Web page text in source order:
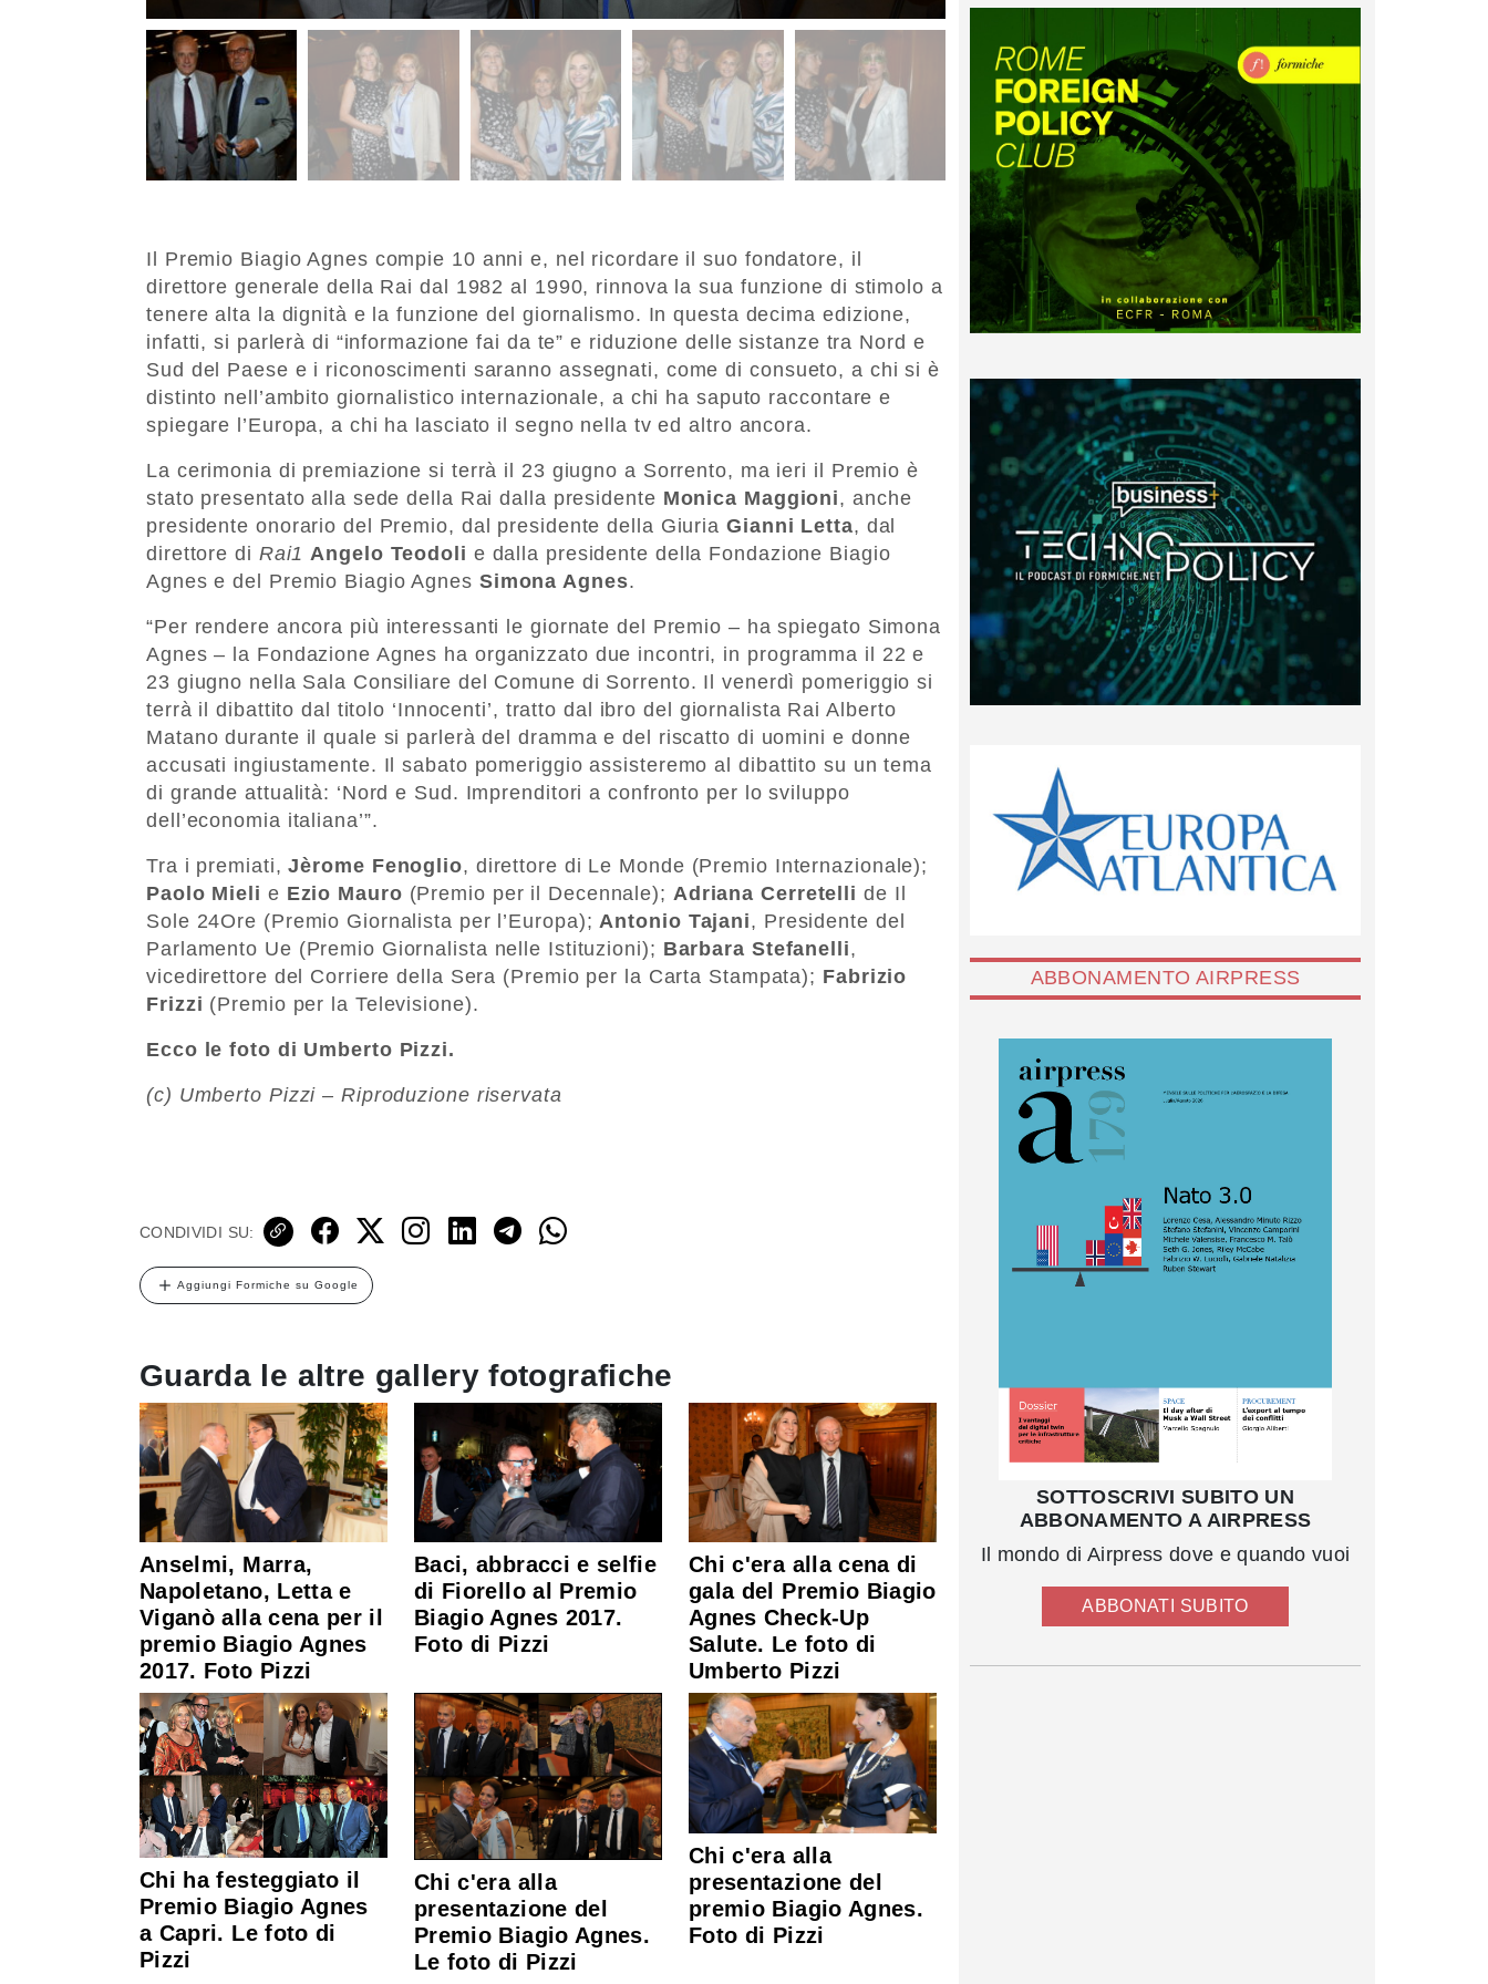
Il Premio Biagio Agnes compie 10 anni e, nel ricordare il suo fondatore, il
direttore generale della Rai dal 1982 al 1990, rinnova la sua funzione di stimolo a
tenere alta la dignità e la funzione del giornalismo. In questa decima edizione,
infatti, si parlerà di “informazione fai da te” e riduzione delle sistanze tra Nord e
Sud del Paese e i riconoscimenti saranno assegnati, come di consueto, a chi si è
distinto nell’ambito giornalistico internazionale, a chi ha saputo raccontare e
spiegare l’Europa, a chi ha lasciato il segno nella tv ed altro ancora.
La cerimonia di premiazione si terrà il 23 giugno a Sorrento, ma ieri il Premio è
stato presentato alla sede della Rai dalla presidente Monica Maggioni, anche
presidente onorario del Premio, dal presidente della Giuria Gianni Letta, dal
direttore di Rai1 Angelo Teodoli e dalla presidente della Fondazione Biagio
Agnes e del Premio Biagio Agnes Simona Agnes.
“Per rendere ancora più interessanti le giornate del Premio – ha spiegato Simona
Agnes – la Fondazione Agnes ha organizzato due incontri, in programma il 22 e
23 giugno nella Sala Consiliare del Comune di Sorrento. Il venerdì pomeriggio si
terrà il dibattito dal titolo ‘Innocenti’, tratto dal ibro del giornalista Rai Alberto
Matano durante il quale si parlerà del dramma e del riscatto di uomini e donne
accusati ingiustamente. Il sabato pomeriggio assisteremo al dibattito su un tema
di grande attualità: ‘Nord e Sud. Imprenditori a confronto per lo sviluppo
dell’economia italiana’”.
Tra i premiati,Jèrome Fenoglio, direttore di Le Monde (Premio Internazionale);
Paolo Mieli e Ezio Mauro (Premio per il Decennale); Adriana Cerretelli de Il
Sole 24Ore (Premio Giornalista per l’Europa); Antonio Tajani, Presidente del
Parlamento Ue (Premio Giornalista nelle Istituzioni); Barbara Stefanelli,
vicedirettore del Corriere della Sera (Premio per la Carta Stampata); Fabrizio
Frizzi (Premio per la Televisione).
Ecco le foto di Umberto Pizzi.
(c) Umberto Pizzi – Riproduzione riservata
CONDIVIDI SU:
Aggiungi Formiche su Google
Guarda le altre gallery fotografiche
Anselmi, Marra,
Napoletano, Letta e
Viganò alla cena per il
premio Biagio Agnes
2017. Foto Pizzi
Baci, abbracci e selfie
di Fiorello al Premio
Biagio Agnes 2017.
Foto di Pizzi
Chi c'era alla cena di
gala del Premio Biagio
Agnes Check-Up
Salute. Le foto di
Umberto Pizzi
Chi ha festeggiato il
Premio Biagio Agnes
a Capri. Le foto di
Pizzi
Chi c'era alla
presentazione del
Premio Biagio Agnes.
Le foto di Pizzi
Chi c'era alla
presentazione del
premio Biagio Agnes.
Foto di Pizzi
ABBONAMENTO AIRPRESS
SOTTOSCRIVI SUBITO UN
ABBONAMENTO A AIRPRESS
Il mondo di Airpress dove e quando vuoi
ABBONATI SUBITO